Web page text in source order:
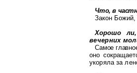
Что, в
Закон Божий,
Хорошо
вечерних
Самое
оно
укорялаза